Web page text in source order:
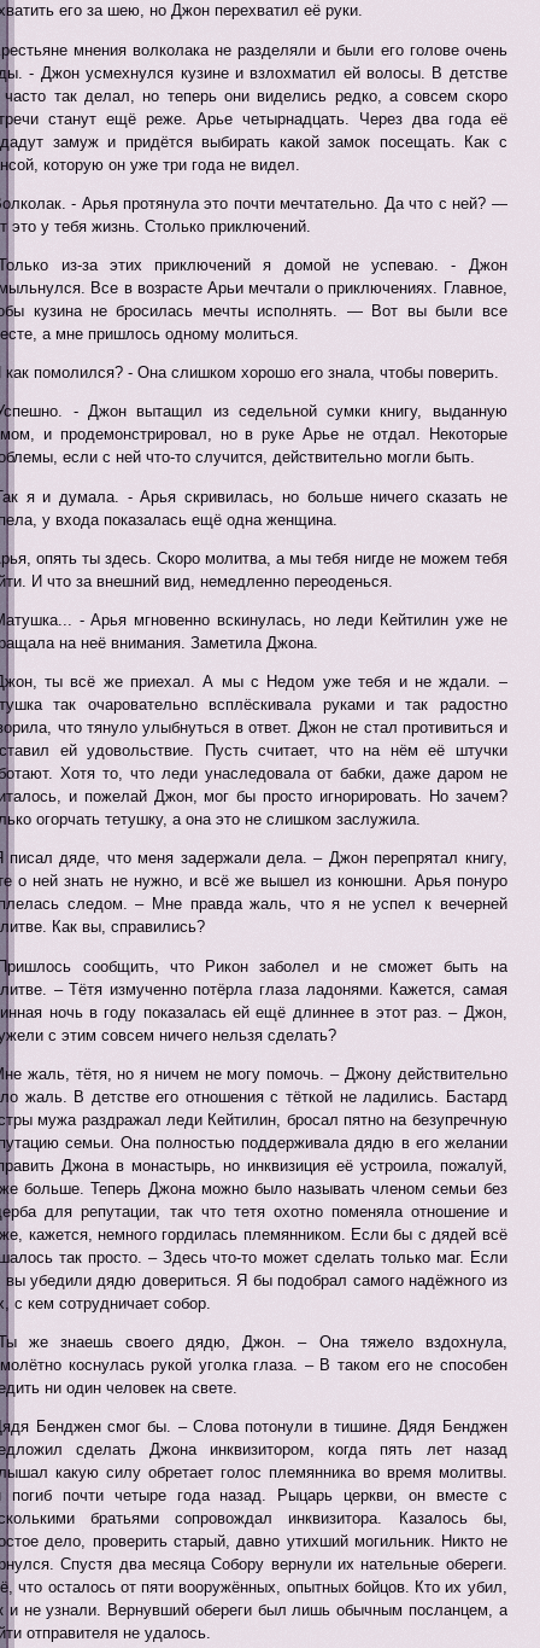
его за шею, но Джон перехватил её руки.
мнения волколака не разделяли и были его голове очень
- Джон усмехнулся кузине и взлохматил ей волосы. В детстве
часто так делал, но теперь они виделись редко, а совсем скоро
станут ещё реже. Арье четырнадцать. Через два года её
замуж и придётся выбирать какой замок посещать. Как с
которую он уже три года не видел.
- Арья протянула это почти мечтательно. Да что с ней? —
это у тебя жизнь. Столько приключений.
из-за этих приключений я домой не успеваю. - Джон
Все в возрасте Арьи мечтали о приключениях. Главное,
кузина не бросилась мечты исполнять. — Вот вы были все
а мне пришлось одному молиться.
как помолился? - Она слишком хорошо его знала, чтобы поверить.
- Джон вытащил из седельной сумки книгу, выданную
и продемонстрировал, но в руке Арье не отдал. Некоторые
если с ней что-то случится, действительно могли быть.
я и думала. - Арья скривилась, но больше ничего сказать не
у входа показалась ещё одна женщина.
опять ты здесь. Скоро молитва, а мы тебя нигде не можем тебя
И что за внешний вид, немедленно переоденься.
- Арья мгновенно вскинулась, но леди Кейтилин уже не
на неё внимания. Заметила Джона.
ты всё же приехал. А мы с Недом уже тебя и не ждали. –
так очаровательно всплёскивала руками и так радостно
что тянуло улыбнуться в ответ. Джон не стал противиться и
ей удовольствие. Пусть считает, что на нём её штучки
Хотя то, что леди унаследовала от бабки, даже даром не
и пожелай Джон, мог бы просто игнорировать. Но зачем?
огорчать тетушку, а она это не слишком заслужила.
писал дяде, что меня задержали дела. – Джон перепрятал книгу,
о ней знать не нужно, и всё же вышел из конюшни. Арья понуро
следом. – Мне правда жаль, что я не успел к вечерней
Как вы, справились?
сообщить, что Рикон заболел и не сможет быть на
– Тётя измученно потёрла глаза ладонями. Кажется, самая
ночь в году показалась ей ещё длиннее в этот раз. – Джон,
с этим совсем ничего нельзя сделать?
жаль, тётя, но я ничем не могу помочь. – Джону действительно
жаль. В детстве его отношения с тёткой не ладились. Бастард
мужа раздражал леди Кейтилин, бросал пятно на безупречную
семьи. Она полностью поддерживала дядю в его желании
Джона в монастырь, но инквизиция её устроила, пожалуй,
больше. Теперь Джона можно было называть членом семьи без
для репутации, так что тетя охотно поменяла отношение и
кажется, немного гордилась племянником. Если бы с дядей всё
так просто. – Здесь что-то может сделать только маг. Если
вы убедили дядю довериться. Я бы подобрал самого надёжного из
с кем сотрудничает собор.
же знаешь своего дядю, Джон. – Она тяжело вздохнула,
коснулась рукой уголка глаза. – В таком его не способен
ни один человек на свете.
Бенджен смог бы. – Слова потонули в тишине. Дядя Бенджен
сделать Джона инквизитором, когда пять лет назад
какую силу обретает голос племянника во время молитвы.
погиб почти четыре года назад. Рыцарь церкви, он вместе с
братьями сопровождал инквизитора. Казалось бы,
дело, проверить старый, давно утихший могильник. Никто не
Спустя два месяца Собору вернули их нательные обереги.
что осталось от пяти вооружённых, опытных бойцов. Кто их убил,
и не узнали. Вернувший обереги был лишь обычным посланцем, а
отправителя не удалось.